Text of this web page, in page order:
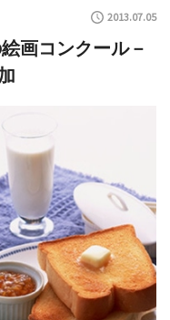
2013.07.05
画コンクール－